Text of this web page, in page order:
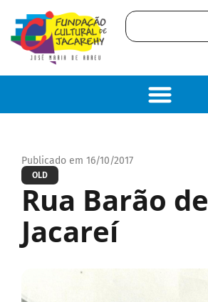
Publicado em 16/10/2017
OLD
Rua Barão de
Jacareí